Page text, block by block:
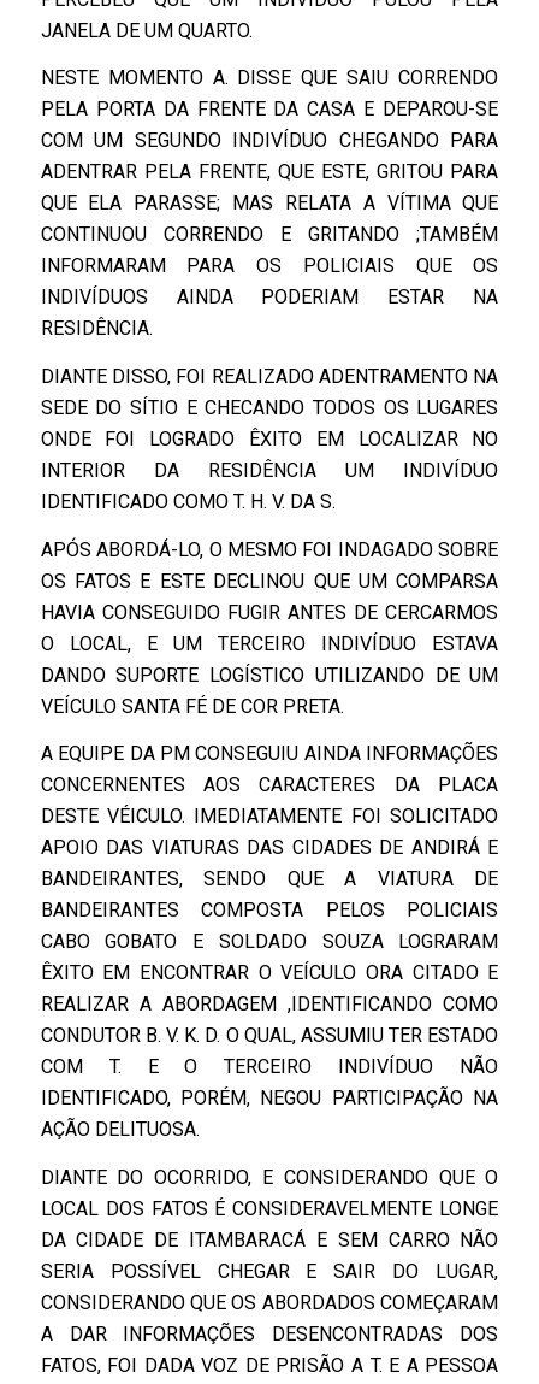
JANELA DE UM QUARTO.
NESTE MOMENTO A. DISSE QUE SAIU CORRENDO
PELA PORTA DA FRENTE DA CASA E DEPAROU-SE
COM UM SEGUNDO INDIVÍDUO CHEGANDO PARA
ADENTRAR PELA FRENTE, QUE ESTE, GRITOU PARA
QUE ELA PARASSE; MAS RELATA A VÍTIMA QUE
CONTINUOU CORRENDO E GRITANDO ;TAMBÉM
INFORMARAM PARA OS POLICIAIS QUE OS
INDIVÍDUOS AINDA PODERIAM ESTAR NA
RESIDÊNCIA.
DIANTE DISSO, FOI REALIZADO ADENTRAMENTO NA
SEDE DO SÍTIO E CHECANDO TODOS OS LUGARES
ONDE FOI LOGRADO ÊXITO EM LOCALIZAR NO
INTERIOR DA RESIDÊNCIA UM INDIVÍDUO
IDENTIFICADO COMO T. H. V. DA S.
APÓS ABORDÁ-LO, O MESMO FOI INDAGADO SOBRE
OS FATOS E ESTE DECLINOU QUE UM COMPARSA
HAVIA CONSEGUIDO FUGIR ANTES DE CERCARMOS
O LOCAL, E UM TERCEIRO INDIVÍDUO ESTAVA
DANDO SUPORTE LOGÍSTICO UTILIZANDO DE UM
VEÍCULO SANTA FÉ DE COR PRETA.
A EQUIPE DA PM CONSEGUIU AINDA INFORMAÇÕES
CONCERNENTES AOS CARACTERES DA PLACA
DESTE VÉICULO. IMEDIATAMENTE FOI SOLICITADO
APOIO DAS VIATURAS DAS CIDADES DE ANDIRÁ E
BANDEIRANTES, SENDO QUE A VIATURA DE
BANDEIRANTES COMPOSTA PELOS POLICIAIS
CABO GOBATO E SOLDADO SOUZA LOGRARAM
ÊXITO EM ENCONTRAR O VEÍCULO ORA CITADO E
REALIZAR A ABORDAGEM ,IDENTIFICANDO COMO
CONDUTOR B. V. K. D. O QUAL, ASSUMIU TER ESTADO
COM T. E O TERCEIRO INDIVÍDUO NÃO
IDENTIFICADO, PORÉM, NEGOU PARTICIPAÇÃO NA
AÇÃO DELITUOSA.
DIANTE DO OCORRIDO, E CONSIDERANDO QUE O
LOCAL DOS FATOS É CONSIDERAVELMENTE LONGE
DA CIDADE DE ITAMBARACÁ E SEM CARRO NÃO
SERIA POSSÍVEL CHEGAR E SAIR DO LUGAR,
CONSIDERANDO QUE OS ABORDADOS COMEÇARAM
A DAR INFORMAÇÕES DESENCONTRADAS DOS
FATOS, FOI DADA VOZ DE PRISÃO A T. E A PESSOA